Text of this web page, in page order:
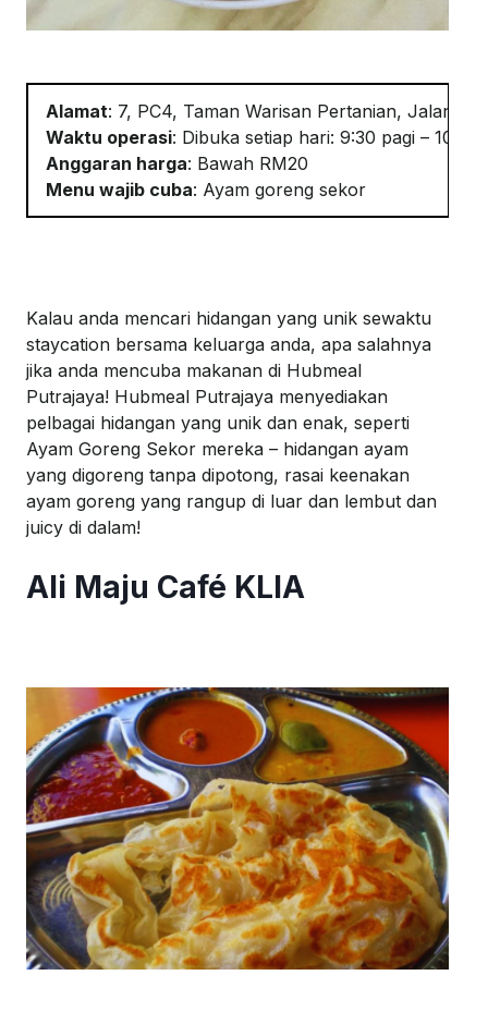
Alamat: 7, PC4, Taman Warisan Pertanian, Jalan
Waktu operasi: Dibuka setiap hari: 9:30 pagi – 10
Anggaran harga: Bawah RM20
Menu wajib cuba: Ayam goreng sekor
Kalau anda mencari hidangan yang unik sewaktu
staycation bersama keluarga anda, apa salahnya
jika anda mencuba makanan di Hubmeal
Putrajaya! Hubmeal Putrajaya menyediakan
pelbagai hidangan yang unik dan enak, seperti
Ayam Goreng Sekor mereka – hidangan ayam
yang digoreng tanpa dipotong, rasai keenakan
ayam goreng yang rangup di luar dan lembut dan
juicy di dalam!
Ali Maju Café KLIA